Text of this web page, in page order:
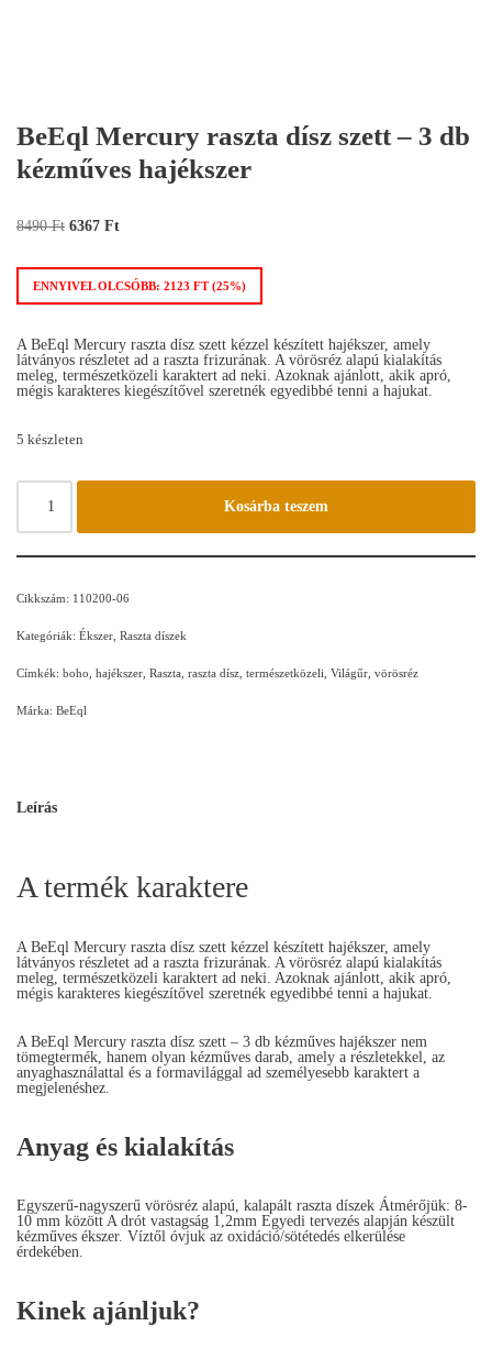
BeEql Mercury raszta dísz szett – 3 db
kézműves hajékszer
8490Ft 6367 Ft
ENNYIVEL OLCSÓBB: 2123 FT(25%)
A BeEql Mercury raszta dísz szett kézzel készített hajékszer, amely
látványos részletet ad a raszta frizurának. A vörösréz alapú kialakítás
meleg, természetközeli karaktert ad neki. Azoknak ajánlott, akik apró,
mégis karakteres kiegészítővel szeretnék egyedibbé tenni a hajukat.
5 készleten
Kosárba teszem
Cikkszám: 110200-06
Kategóriák: Ékszer Raszta díszek
Címkék: boho hajékszer Raszta raszta dísz természetközeli Világűr vörösréz
Márka: BeEql
Leírás
A termék karaktere
A BeEql Mercury raszta dísz szett kézzel készített hajékszer, amely
látványos részletet ad a raszta frizurának. A vörösréz alapú kialakítás
meleg, természetközeli karaktert ad neki. Azoknak ajánlott, akik apró,
mégis karakteres kiegészítővel szeretnék egyedibbé tenni a hajukat.
A BeEql Mercury raszta dísz szett – 3 db kézműves hajékszer nem
tömegtermék, hanem olyan kézműves darab, amely a részletekkel, az
anyaghasználattal és a formavilággal ad személyesebb karaktert a
megjelenéshez.
Anyag és kialakítás
Egyszerű-nagyszerű vörösréz alapú, kalapált raszta díszek Átmérőjük: 8-
10 mm között A drót vastagság 1,2mm Egyedi tervezés alapján készült
kézműves ékszer. Víztől óvjuk az oxidáció/sötétedés elkerülése
érdekében.
Kinek ajánljuk?